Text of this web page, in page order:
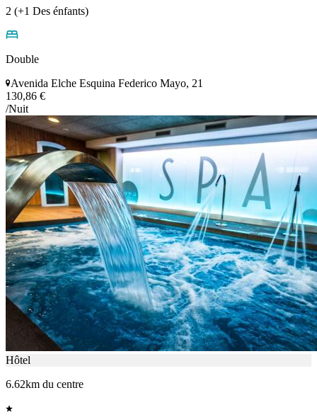
2 (+1 Des énfants)
Double
Avenida Elche Esquina Federico Mayo, 21
130,86 €
/Nuit
Hôtel
6.62km du centre